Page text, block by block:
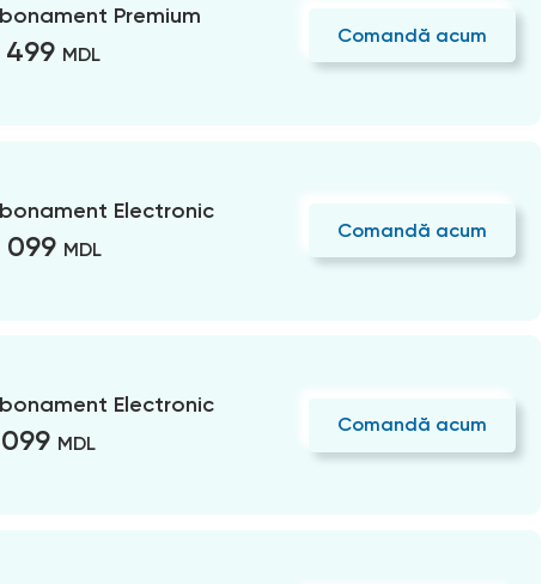
Premium
499 MDL
Comandă acum
Electronic
099 MDL
Comandă acum
Electronic
099 MDL
Comandă acum